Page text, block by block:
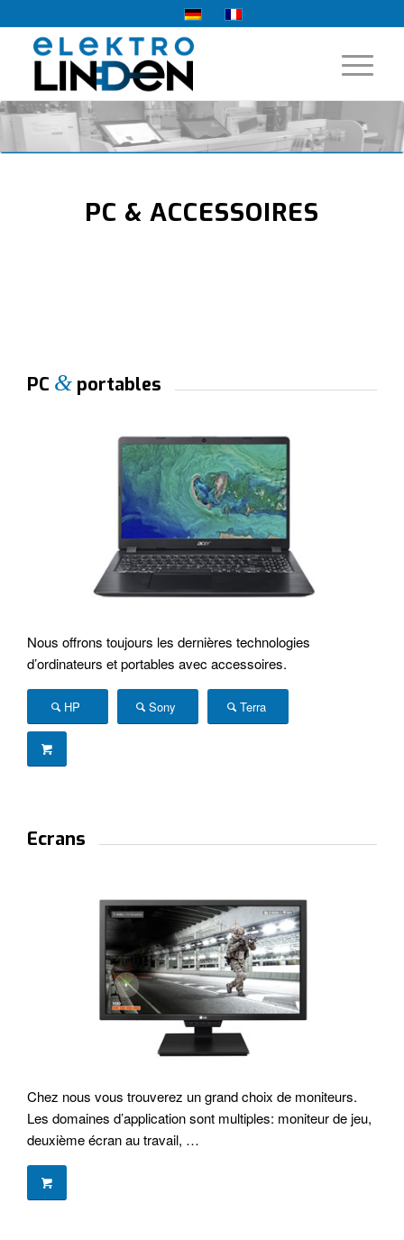
PC & ACCESSOIRES
PC & portables
Nous offrons toujours les dernières technologies
d’ordinateurs et portables avec accessoires.
HP Sony Terra
Ecrans
Chez nous vous trouverez un grand choix de moniteurs.
Les domaines d’application sont multiples: moniteur de jeu,
deuxième écran au travail, …